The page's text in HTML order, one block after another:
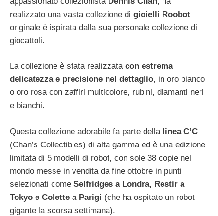
realizzato una vasta collezione di gioielli Roobot
originale è ispirata dalla sua personale collezione di
giocattoli.
La collezione è stata realizzata con estrema
delicatezza e precisione nel dettaglio, in oro bianco
o oro rosa con zaffiri multicolore, rubini, diamanti neri
e bianchi.
Questa collezione adorabile fa parte della linea C’C
(Chan’s Collectibles) di alta gamma ed è una edizione
limitata di 5 modelli di robot, con sole 38 copie nel
mondo messe in vendita da fine ottobre in punti
selezionati come Selfridges a Londra, Restir a
Tokyo e Colette a Parigi (che ha ospitato un robot
gigante la scorsa settimana).